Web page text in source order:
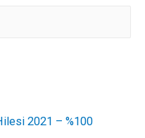
2021 – %100